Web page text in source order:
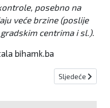
posebno na
veće brzine (poslije
centrima i sl.).
bihamk.ba
et orbi Sljedeći
Sljedeće